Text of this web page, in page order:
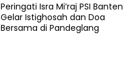
Peringati Isra Mi’raj PSI Banten
Gelar Istighosah dan Doa
Bersama di Pandeglang